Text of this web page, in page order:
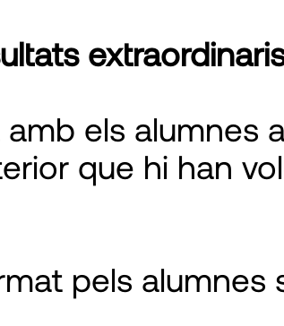
els alumnes
que hi han
pels alumnes